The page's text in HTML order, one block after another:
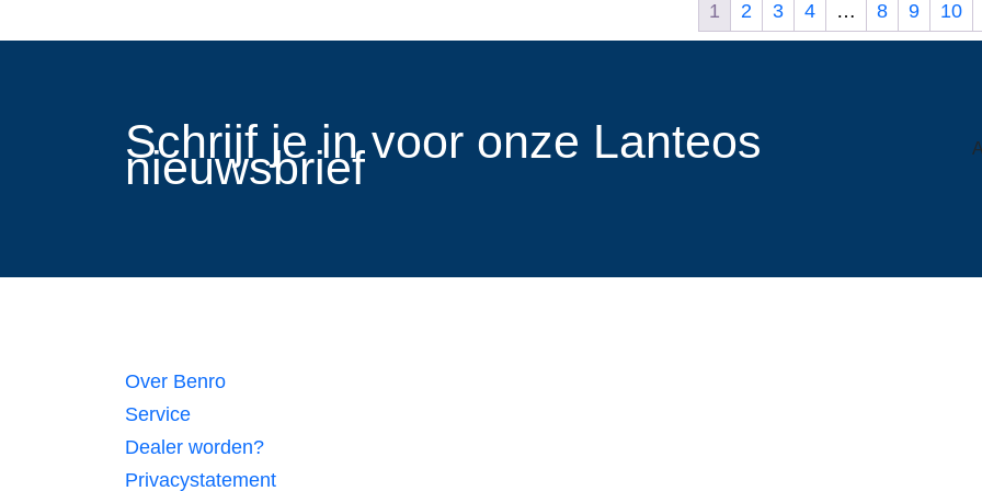
1 2 3 4 … 8 9 10
​Schrijf je in voor onze Lanteos
nieuwsbrief
Over Benro
Service
Dealer worden?
Privacystatement